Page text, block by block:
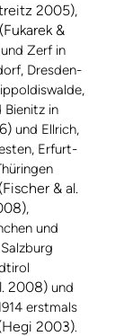
2005),
(Fukarek &
und Zerf in
Dresden-
Bienitz in
und Ellrich,
Erfurt-
(Fischer & al.
,
und
2008) und
erstmals
2003).